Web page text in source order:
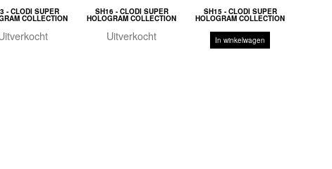
- CLODI SUPER
COLLECTION
SH16 - CLODI SUPER
HOLOGRAM COLLECTION
Uitverkocht
SH15 - CLODI SUPER
HOLOGRAM COLLECTION
In winkelwagen